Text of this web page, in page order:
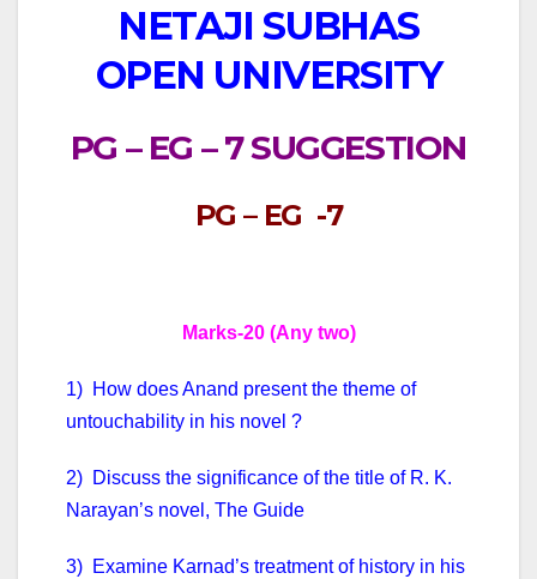
NETAJI SUBHAS
OPEN UNIVERSITY
PG – EG – 7 SUGGESTION
PG – EG -7
Marks-20 (Any two)
1) How does Anand present the theme of
untouchability in his novel ?
2) Discuss the significance of the title of R. K.
Narayan’s novel, The Guide
3) Examine Karnad’s treatment of history in his